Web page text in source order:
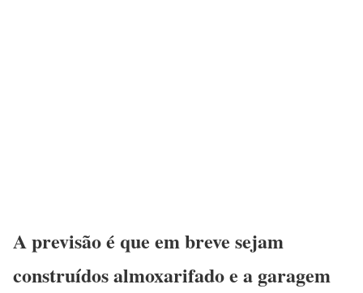
A previsão é que em breve sejam
construídos almoxarifado e a garagem